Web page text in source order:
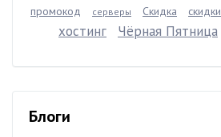
промокод
серверы Скидка скидки
хостинг Чёрная Пятница
Блоги